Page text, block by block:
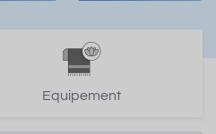
Equipement